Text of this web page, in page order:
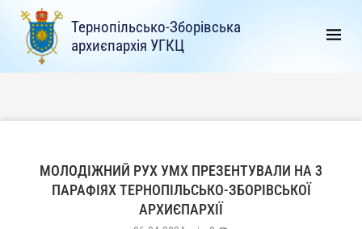
Тернопільсько-Зборівська
архиєпархія УГКЦ
МОЛОДІЖНИЙ РУХ УМХ ПРЕЗЕНТУВАЛИ НА 3
ПАРАФІЯХ ТЕРНОПІЛЬСЬКО-ЗБОРІВСЬКОЇ
АРХИЄПАРХІЇ